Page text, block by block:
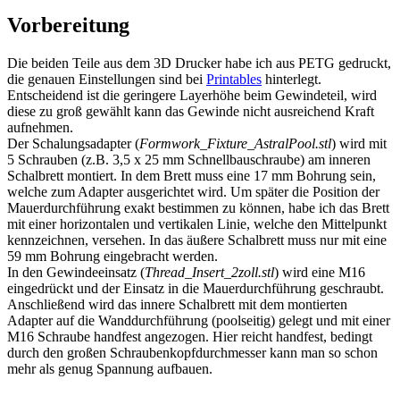
Vorbereitung
Die beiden Teile aus dem 3D Drucker habe ich aus PETG gedruckt,
die genauen Einstellungen sind bei Printables hinterlegt.
Entscheidend ist die geringere Layerhöhe beim Gewindeteil, wird
diese zu groß gewählt kann das Gewinde nicht ausreichend Kraft
aufnehmen.
Der Schalungsadapter (Formwork_Fixture_AstralPool.stl) wird mit
5 Schrauben (z.B. 3,5 x 25 mm Schnellbauschraube) am inneren
Schalbrett montiert. In dem Brett muss eine 17 mm Bohrung sein,
welche zum Adapter ausgerichtet wird. Um später die Position der
Mauerdurchführung exakt bestimmen zu können, habe ich das Brett
mit einer horizontalen und vertikalen Linie, welche den Mittelpunkt
kennzeichnen, versehen. In das äußere Schalbrett muss nur mit eine
59 mm Bohrung eingebracht werden.
In den Gewindeeinsatz (Thread_Insert_2zoll.stl) wird eine M16
eingedrückt und der Einsatz in die Mauerdurchführung geschraubt.
Anschließend wird das innere Schalbrett mit dem montierten
Adapter auf die Wanddurchführung (poolseitig) gelegt und mit einer
M16 Schraube handfest angezogen. Hier reicht handfest, bedingt
durch den großen Schraubenkopfdurchmesser kann man so schon
mehr als genug Spannung aufbauen.